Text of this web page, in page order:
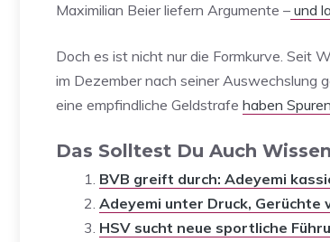
Maximilian Beier liefern Argumente – und
Doch es ist nicht nur die Formkurve. Seit
im Dezember nach seiner Auswechslung
eine empfindliche Geldstrafe haben
Das Solltest Du Auch
BVB greift durch: Adeyemi
Adeyemi unter Druck, Gerüchte
HSV sucht neue sportliche